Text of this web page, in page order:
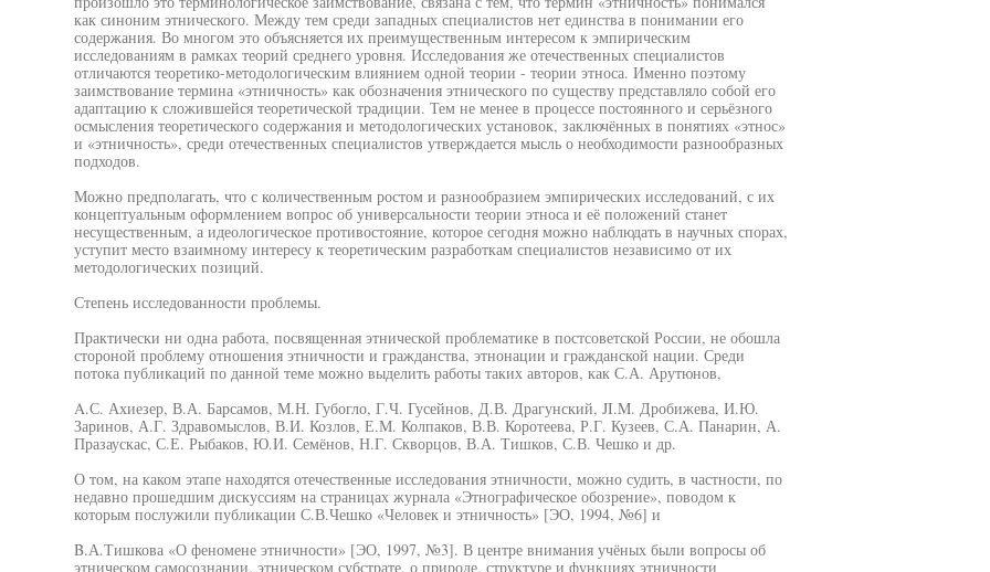
как синоним этнического. Между тем среди западных специалистов нет единства в понимании его
содержания. Во многом это объясняется их преимущественным интересом к эмпирическим
исследованиям в рамках теорий среднего уровня. Исследования же отечественных специалистов
отличаются теоретико-методологическим влиянием одной теории - теории этноса. Именно поэтому
заимствование термина «этничность» как обозначения этнического по существу представляло собой его
адаптацию к сложившейся теоретической традиции. Тем не менее в процессе постоянного и серьёзного
осмысления теоретического содержания и методологических установок, заключённых в понятиях «этнос»
и «этничность», среди отечественных специалистов утверждается мысль о необходимости разнообразных
подходов.
Можно предполагать, что с количественным ростом и разнообразием эмпирических исследований, с их
концептуальным оформлением вопрос об универсальности теории этноса и её положений станет
несущественным, а идеологическое противостояние, которое сегодня можно наблюдать в научных спорах,
уступит место взаимному интересу к теоретическим разработкам специалистов независимо от их
методологических позиций.
Степень исследованности проблемы.
Практически ни одна работа, посвященная этнической проблематике в постсоветской России, не обошла
стороной проблему отношения этничности и гражданства, этнонации и гражданской нации. Среди
потока публикаций по данной теме можно выделить работы таких авторов, как С.А. Арутюнов,
A.С. Ахиезер, В.А. Барсамов, М.Н. Губогло, Г.Ч. Гусейнов, Д.В. Драгунский, JI.M. Дробижева, И.Ю.
Заринов, А.Г. Здравомыслов, В.И. Козлов, Е.М. Колпаков, В.В. Коротеева, Р.Г. Кузеев, С.А. Панарин, А.
Празаускас, С.Е. Рыбаков, Ю.И. Семёнов, Н.Г. Скворцов, В.А. Тишков, С.В. Чешко и др.
О том, на каком этапе находятся отечественные исследования этничности, можно судить, в частности, по
недавно прошедшим дискуссиям на страницах журнала «Этнографическое обозрение», поводом к
которым послужили публикации С.В.Чешко «Человек и этничность» [ЭО, 1994, №6] и
B.А.Тишкова «О феномене этничности» [ЭО, 1997, №3]. В центре внимания учёных были вопросы об
этническом самосознании, этническом субстрате, о природе, структуре и функциях этничности